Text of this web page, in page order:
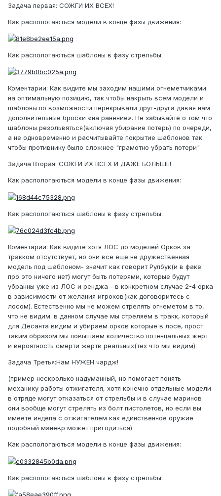
Задача первая: СОЖГИ ИХ ВСЕХ!
Как распологаються модели в конце фазы движения:
Как распологаються шаблоны в фазу стрельбы:
Коментарии: Как видите мы заходим нашими огнеметчиками
на оптимальную позицию, так чтобы накрыть всем модели и
шаблоны по возможности перекрывали друг-друга давая нам
дополнительные броски «на ранение». Не забывайте о том что
шаблоны резольвяться(включая убирание потерь) по очереди,
а не одновременно и расчитывайте покрытие шаблонов так
чтобы противнику было сложнее "грамотно убрать потери"
Задача Вторая: СОЖГИ ИХ ВСЕХ И ДАЖЕ БОЛЬШЕ!
Как распологаються модели в конце фазы движения:
Как распологаються шаблоны в фазу стрельбы:
Коментарии: Как видите хотя ЛОС до моделей Орков за
тракком отсутствует, но они все еще не дружественная
модель под шаблоном- значит как говорит Рулбук(и в факе
про это ничего нет) могут быть потерями, которые будут
убранны уже из ЛОС и ренджа - в конкретном случае 2-4 орка
в зависимости от желания игроков(как договоритесь с
лосом). Естественно мы не можем стрелять огнеметом в то,
что не видим: в данном случае мы стреляем в тракк, который
для Десанта видим и убираем орков которые в лосе, прост
таким образом мы повышаем количество потенцальных жерт
и вероятность смерти жертв реальных(тех что мы видим).
Задача Третья:Нам НУЖЕН чардж!
(пример нескролько надуманный, но помогает понять
механику работы отжигателя, хотя конечно отдельные модели
в отряде могут отказаться от стрельбы и в случае маринов
они вообще могут стрелять из болт пистолетов, но если вы
имеете индепа с отжигателем как единственное оружие
подобный маневр может пригодиться)
Как распологаються модели в конце фазы движения:
Как распологаються шаблоны в фазу стрельбы: